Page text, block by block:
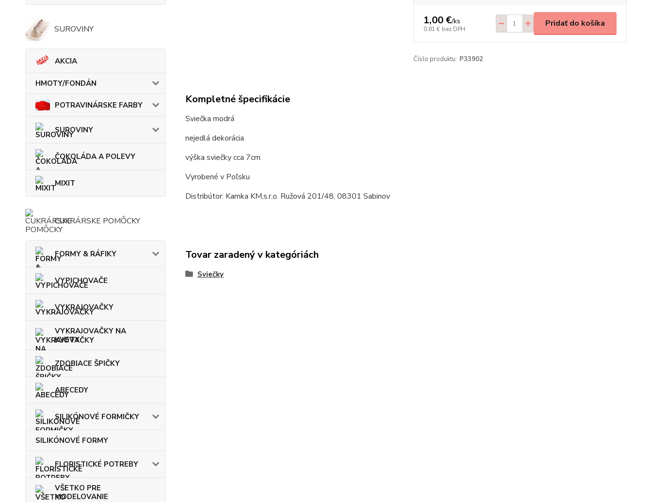
SUROVINY
AKCIA
HMOTY/FONDÁN
POTRAVINÁRSKE FARBY
SUROVINY
ČOKOLÁDA A POLEVY
MIXIT
CUKRÁRSKE POMÔCKY
FORMY & RÁFIKY
VYPICHOVAČE
VYKRAJOVAČKY
VYKRAJOVAČKY NA
KVETY
ZDOBIACE ŠPIČKY
ABECEDY
SILIKÓNOVÉ FORMIČKY
SILIKÓNOVÉ FORMY
FLORISTICKÉ POTREBY
VŠETKO PRE
MODELOVANIE
1,00 €/ks
0,81 € bez DPH
Pridať do košíka
Číslo produktu: P33902
Kompletné špecifikácie
Sviečka modrá
nejedlá dekorácia
výška sviečky cca 7cm
Vyrobené v Poľsku
Distribútor: Kamka KM,s.r.o. Ružová 201/48, 08301 Sabinov
Tovar zaradený v kategóriách
Sviečky